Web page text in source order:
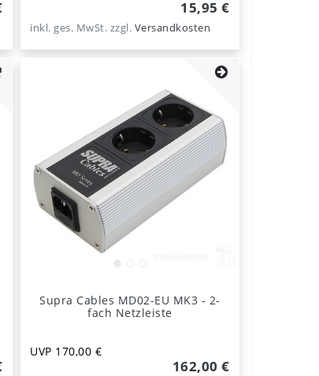
15,95 €
inkl. ges. MwSt. zzgl. Versandkosten
Supra Cables MD02-EU MK3 - 2-
fach Netzleiste
UVP 170,00 €
162,00 €